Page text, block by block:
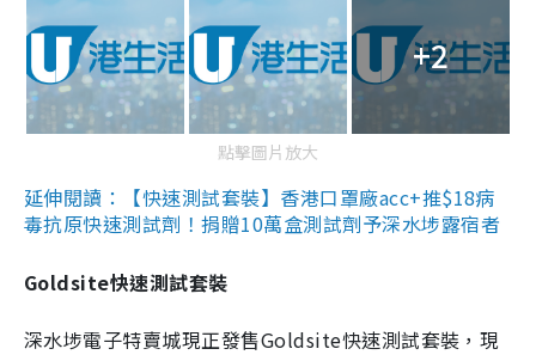
+2
點擊圖片放大
延伸閱讀：【快速測試套裝】香港口罩廠acc+推$18病
毒抗原快速測試劑！捐贈10萬盒測試劑予深水埗露宿者
Goldsite快速測試套裝
深水埗電子特賣城現正發售Goldsite快速測試套裝，現